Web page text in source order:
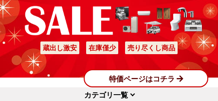
蔵出し激安 在庫僅少 売り尽くし商品
特価ページはコチラ
カテゴリ一覧